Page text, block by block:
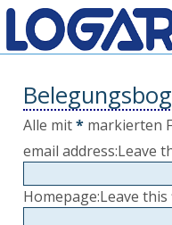
Alle mit* markierten
email address:Leave
Homepage:Leave